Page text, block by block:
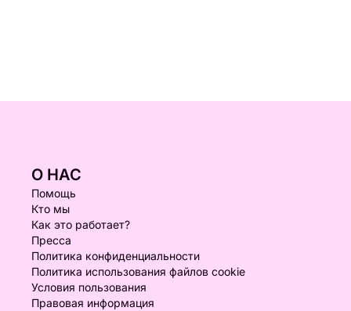
О НАС
Помощь
Кто мы
Как это работает?
Пресса
Политика конфиденциальности
Политика использования файлов cookie
Условия пользования
Правовая информация